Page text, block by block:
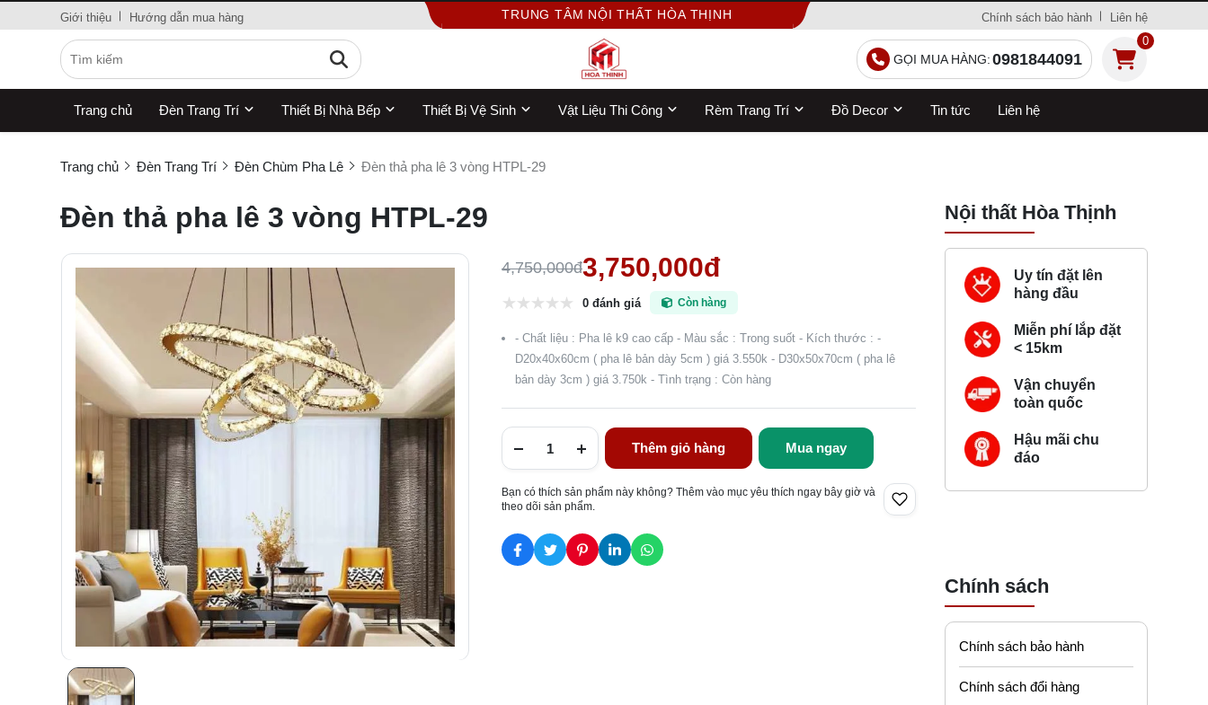
Giới thiệu Hướng dẫn mua hàng TRUNG TÂM NỘI THẤT HÒA THỊNH Chính sách bảo hành Liên hệ
GỌI MUA HÀNG:0981844091
0
Trang chủ Đèn Trang Trí Thiết Bị Nhà Bếp Thiết Bị Vệ Sinh Vật Liệu Thi Công Rèm Trang Trí Đồ Decor Tin tức Liên hệ
Trang chủ Đèn Trang Trí Đèn Chùm Pha Lê Đèn thả pha lê 3 vòng HTPL-29
Đèn thả pha lê 3 vòng HTPL-29
4,750,000đ3,750,000đ
0 đánh giá Còn hàng
- Chất liệu : Pha lê k9 cao cấp - Màu sắc : Trong suốt - Kích thước : -
D20x40x60cm ( pha lê bản dày 5cm ) giá 3.550k - D30x50x70cm ( pha lê
bản dày 3cm ) giá 3.750k - Tình trạng : Còn hàng
Thêm giỏ hàng Mua ngay
Bạn có thích sản phẩm này không? Thêm vào mục yêu thích ngay bây giờ và
theo dõi sản phẩm.
Nội thất Hòa Thịnh
Uy tín đặt lên
hàng đầu
Miễn phí lắp đặt
< 15km
Vận chuyển
toàn quốc
Hậu mãi chu
đáo
Chính sách
Chính sách bảo hành
Chính sách đổi hàng